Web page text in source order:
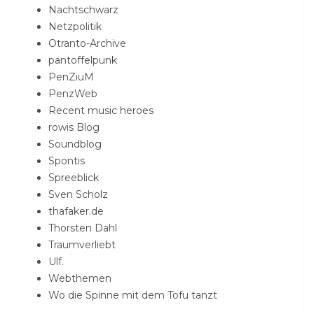
Nachtschwarz
Netzpolitik
Otranto-Archive
pantoffelpunk
PenZiuM
PenzWeb
Recent music heroes
rowis Blog
Soundblog
Spontis
Spreeblick
Sven Scholz
thafaker.de
Thorsten Dahl
Traumverliebt
Ulf.
Webthemen
Wo die Spinne mit dem Tofu tanzt